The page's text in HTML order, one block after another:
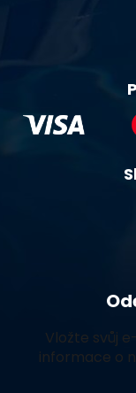
Vložte svůj
informace o